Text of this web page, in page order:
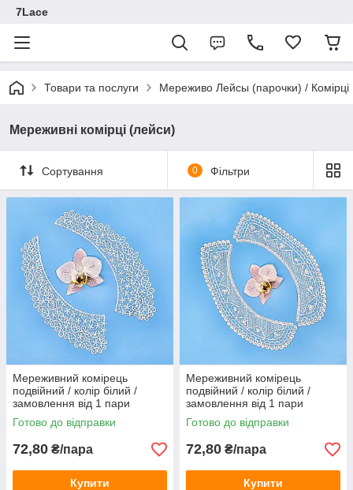
7Lace
Товари та послуги Мереживо Лейсы (парочки) / Комірці
Мереживні комірці (лейси)
Сортування 0 Фільтри
Мереживний комірець
подвійний / колір білий /
замовлення від 1 пари
Готово до відправки
72,80 ₴/пара
Купити
Мереживний комірець
подвійний / колір білий /
замовлення від 1 пари
Готово до відправки
72,80 ₴/пара
Купити